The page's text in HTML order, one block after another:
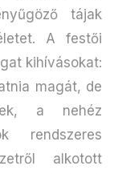
tájak
A festői
kihívásokat:
magát, de
a nehéz
rendszeres
alkotott